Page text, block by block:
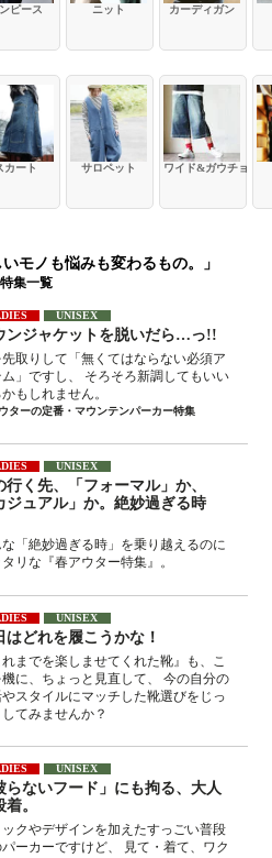
ピース
カート
ニット カーディガン
サロペット ワイド&ガウチョ
モノも悩みも変わるもの。」
特集一覧
UNISEX
ンジャケットを脱いだら…っ!!
取りして「無くてはならない必須ア
ム」ですし、 そろそろ新調してもいい
もしれません。
ターの定番・マウンテンパーカー特集
UNISEX
行く先、「フォーマル」か、
ジュアル」か。絶妙過ぎる時
な「絶妙過ぎる時」を乗り越えるのに
タリな『春アウター特集』。
UNISEX
はどれを履こうかな！
れまでを楽しませてくれた靴』も、こ
に、ちょっと見直して、 今の自分の
スタイルにマッチした靴選びをじっ
してみませんか？
UNISEX
らないフード」にも拘る、大人
。
ックやデザインを加えたすっごい普段
ーカーですけど、 見て・着て、ワク